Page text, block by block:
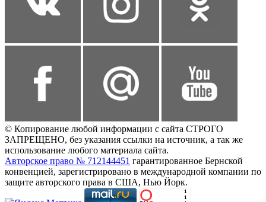
© Копирование любой информации с сайта СТРОГО
ЗАПРЕЩЕНО, без указания ссылки на источник, а так же
использование любого материала сайта.
Авторское право № 712144451 гарантированное Бернской
конвенцией, зарегистрировано в международной компании по
защите авторского права в США, Нью Йорк.